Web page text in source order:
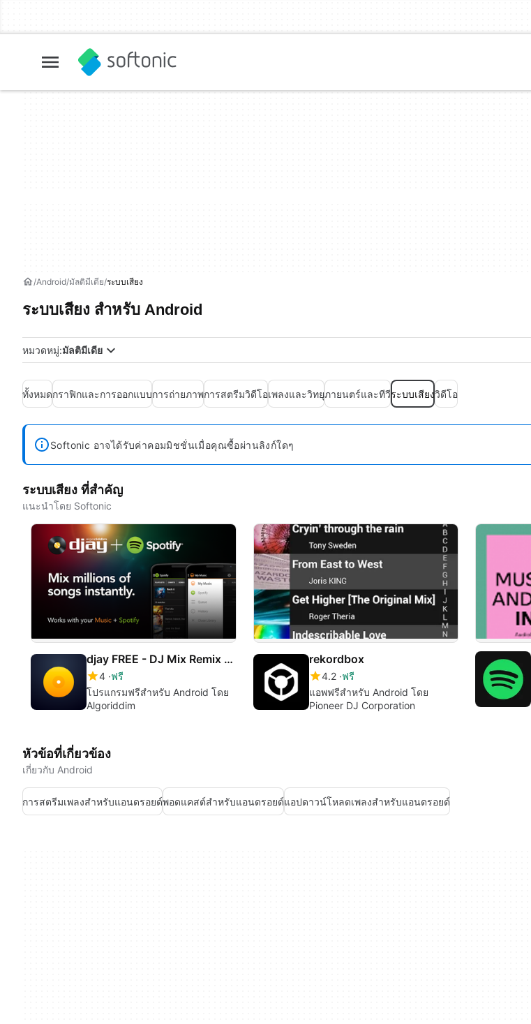
Android มัลติมีเดีย ระบบเสียง
ระบบเสียง สำหรับ Android
หมวดหมู่:มัลติมีเดีย
ทั้งหมดกราฟิกและการออกแบบการถ่ายภาพการสตรีมวิดีโอเพลงและวิทยุภายนตร์และทีวีระบบเสียงวิดีโอ
Softonic อาจได้รับค่าคอมมิชชั่นเมื่อคุณซื้อผ่านลิงก์ใดๆ
ระบบเสียง ที่สำคัญ
แนะนำโดย Softonic
djay FREE - DJ Mix Remix Music
4 ฟรี
โปรแกรมฟรีสำหรับ Android โดย
Algoriddim
rekordbox
4.2 ฟรี
แอพฟรีสำหรับ Android โดย
Pioneer DJ Corporation
หัวข้อที่เกี่ยวข้อง
เกี่ยวกับ Android
การสตรีมเพลงสำหรับแอนดรอยด์พอดแคสต์สำหรับแอนดรอยด์แอปดาวน์โหลดเพลงสำหรับแอนดรอยด์